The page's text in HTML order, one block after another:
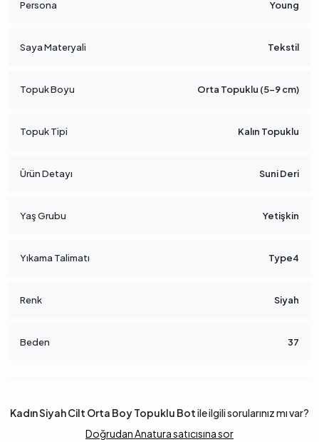
Persona Young
Saya Materyali Tekstil
Topuk Boyu Orta Topuklu (5-9 cm)
Topuk Tipi Kalın Topuklu
Ürün Detayı Suni Deri
Yaş Grubu Yetişkin
Yıkama Talimatı Type4
Renk Siyah
Beden 37
Kadın Siyah Cilt Orta Boy Topuklu Botile ilgili sorularınız mı var?
Doğrudan Anatura satıcısına sor